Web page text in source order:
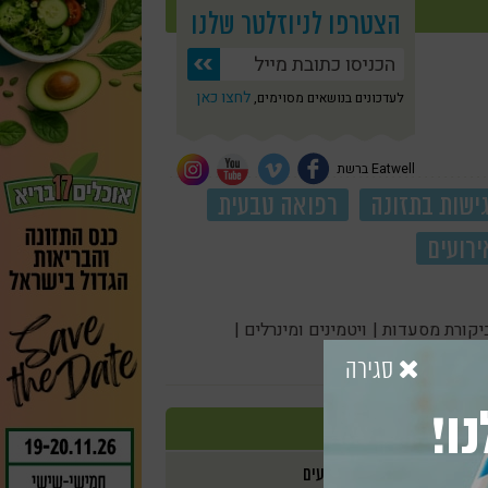
הצטרפו לניוזלטר שלנו
לעדכונים בנושאים מסוימים, לחצו כאן
Eatwell ברשת
גישות בתזונה
רפואה טבעית
מסעדות | ויטמינים ומינרלים |
אירועים
סגירה